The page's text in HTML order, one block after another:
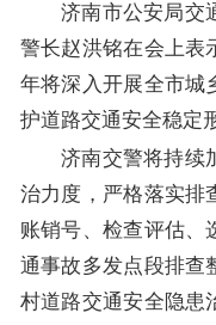
济南市公安局交
警长赵洪铭在会上表
年将深入开展全市城
护道路交通安全稳定
济南交警将持续
治力度，严格落实排
账销号、检查评估、
通事故多发点段排查
村道路交通安全隐患